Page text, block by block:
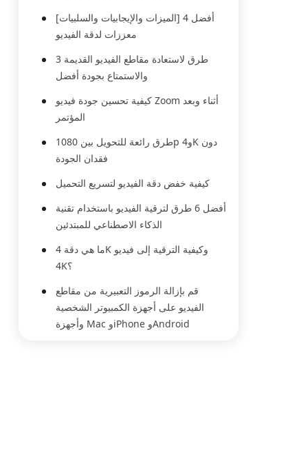
[الميزات والإيجابيات والسلبيات] أفضل 4
معززات لدقة الفيديو
3 طرق لاستعادة مقاطع الفيديو القديمة
والاستمتاع بجودة أفضل
كيفية تحسين جودة فيديو Zoom أثناء وبعد
المؤتمر
طرق رائعة للتحويل بين 1080p و4K دون
فقدان الجودة
كيفية خفض دقة الفيديو لتسريع التحميل
أفضل 6 طرق لترقية الفيديو باستخدام تقنية
الذكاء الاصطناعي للمبتدئين
ما هي دقة 4K وكيفية الترقية إلى فيديو
4K؟
قم بإزالة الرموز التعبيرية من مقاطع
الفيديو على أجهزة الكمبيوتر الشخصية
وأجهزة Mac وiPhone وAndroid